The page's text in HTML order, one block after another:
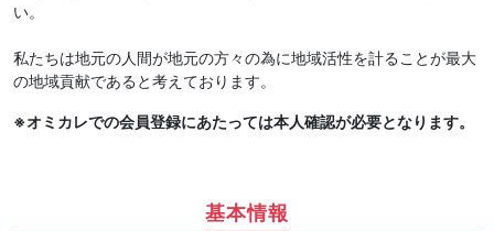
い。
私たちは地元の人間が地元の方々の為に地域活性を計ることが最大
の地域貢献であると考えております。
※オミカレでの会員登録にあたっては本人確認が必要となります。
基本情報